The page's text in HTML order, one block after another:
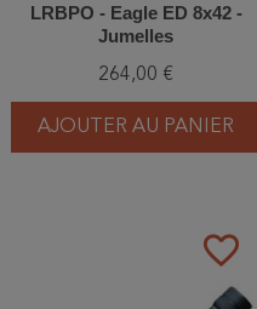
LRBPO - Eagle ED 8x42 -
Jumelles
264,00 €
AJOUTER AU PANIER
favorite_border